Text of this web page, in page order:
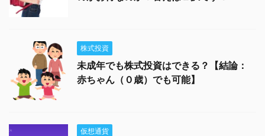
株式投資
未成年でも株式投資はできる？【結論：
赤ちゃん（０歳）でも可能】
仮想通貨